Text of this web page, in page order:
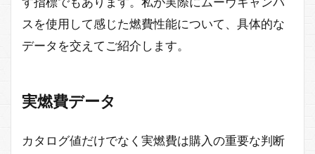
スを使用して感じた燃費性能について、具体的な
データを交えてご紹介します。
実燃費データ
カタログ値だけでなく実燃費は購入の重要な判断